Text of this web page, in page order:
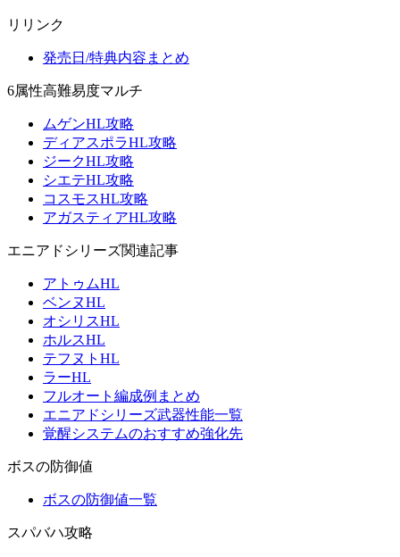
リリンク
発売日/特典内容まとめ
6属性高難易度マルチ
ムゲンHL攻略
ディアスポラHL攻略
ジークHL攻略
シエテHL攻略
コスモスHL攻略
アガスティアHL攻略
エニアドシリーズ関連記事
アトゥムHL
ベンヌHL
オシリスHL
ホルスHL
テフヌトHL
ラーHL
フルオート編成例まとめ
エニアドシリーズ武器性能一覧
覚醒システムのおすすめ強化先
ボスの防御値
ボスの防御値一覧
スパバハ攻略